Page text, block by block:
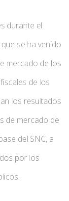
durante el
se ha venido
mercado de los
de los
los resultados
de mercado de
del SNC, a
por los